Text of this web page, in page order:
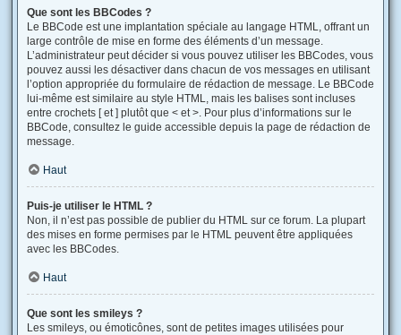
Que sont les BBCodes ?
Le BBCode est une implantation spéciale au langage HTML, offrant un
large contrôle de mise en forme des éléments d’un message.
L’administrateur peut décider si vous pouvez utiliser les BBCodes, vous
pouvez aussi les désactiver dans chacun de vos messages en utilisant
l’option appropriée du formulaire de rédaction de message. Le BBCode
lui-même est similaire au style HTML, mais les balises sont incluses
entre crochets [ et ] plutôt que < et >. Pour plus d’informations sur le
BBCode, consultez le guide accessible depuis la page de rédaction de
message.
Haut
Puis-je utiliser le HTML ?
Non, il n’est pas possible de publier du HTML sur ce forum. La plupart
des mises en forme permises par le HTML peuvent être appliquées
avec les BBCodes.
Haut
Que sont les smileys ?
Les smileys, ou émoticônes, sont de petites images utilisées pour